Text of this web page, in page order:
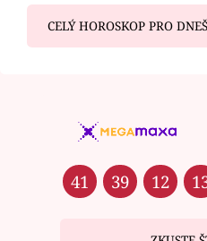
CELÝ HOROSKOP PRO
41 39 12